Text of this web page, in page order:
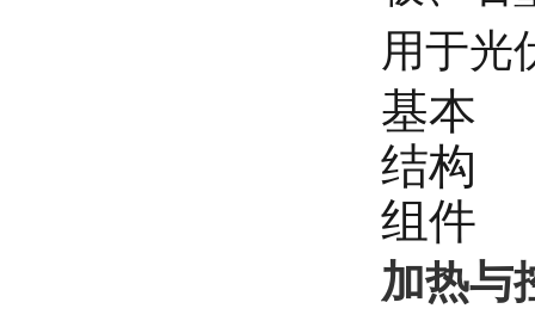
用于光
基本
结构
组件
加热与